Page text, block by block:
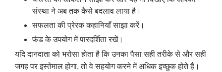
संस्था ने अब तक कैसे बदलाव लाया है।
सफलता की प्रेरक कहानियाँ साझा करें।
फंड के उपयोग में पारदर्शिता रखें।
यदि दानदाता को भरोसा होता है कि उनका पैसा सही तरीके से और सही
जगह पर इस्तेमाल होगा,तो वे सहयोग करने में अधिक इच्छुक होते हैं।